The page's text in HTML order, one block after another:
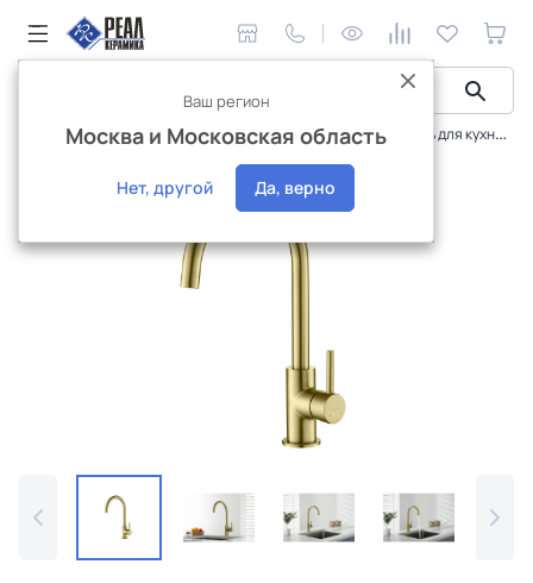
Сантехника и аксессуары Смесители Смеситель для кухни Aquatek Европа AQ1382BG
Интернет-магазин
Ваш регион
Москва и Московская область
Нет, другой Да, верно